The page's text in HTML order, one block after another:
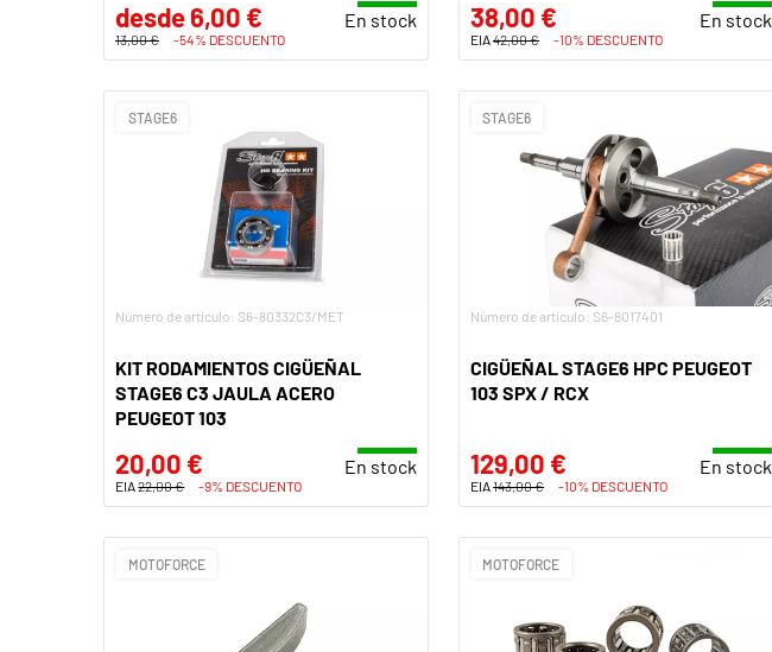
desde 6,00 € En stock
13,00 € -54% DESCUENTO
38,00 € En stock
EIA42,00 € -10% DESCUENTO
STAGE6
Número de artículo: S6-80332C3/MET
KIT RODAMIENTOS CIGÜEÑAL
STAGE6 C3 JAULA ACERO
PEUGEOT 103
20,00 € En stock
EIA22,00 € -9% DESCUENTO
STAGE6
Número de artículo: S6-8017401
CIGÜEÑAL STAGE6 HPC PEUGEOT
103 SPX / RCX
129,00 € En stock
EIA143,00 € -10% DESCUENTO
MOTOFORCE MOTOFORCE